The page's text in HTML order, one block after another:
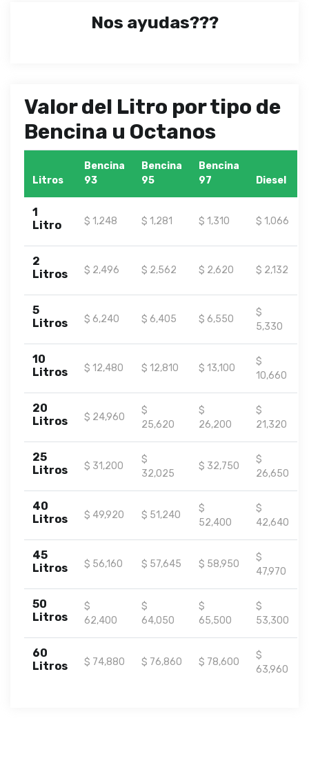
Nos ayudas???
Valor del Litro por tipo de
Bencina u Octanos
Litros
Bencina
93
Bencina
95
Bencina
97
Diesel
1
Litro
$ 1,248 $ 1,281 $ 1,310 $ 1,066
2
Litros
$ 2,496 $ 2,562 $ 2,620 $ 2,132
5
Litros
$ 6,240 $ 6,405 $ 6,550
$
5,330
10
Litros
$ 12,480 $ 12,810 $ 13,100
$
10,660
20
Litros
$ 24,960
$
25,620
$
26,200
$
21,320
25
Litros
$ 31,200
$
32,025
$ 32,750
$
26,650
40
Litros
$ 49,920 $ 51,240
$
52,400
$
42,640
45
Litros
$ 56,160 $ 57,645 $ 58,950
$
47,970
50
Litros
$
62,400
$
64,050
$
65,500
$
53,300
60
Litros
$ 74,880 $ 76,860 $ 78,600
$
63,960